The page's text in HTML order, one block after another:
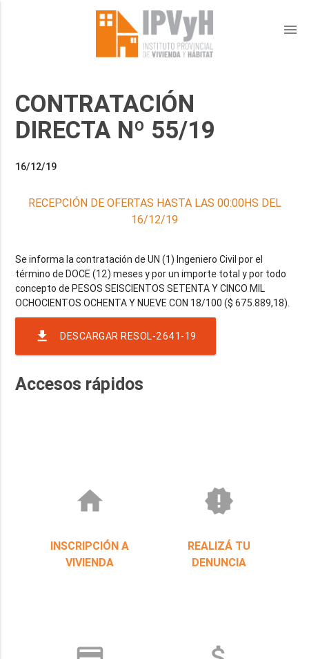
menu
CONTRATACIÓN
DIRECTA Nº 55/19
16/12/19
RECEPCIÓN DE OFERTAS HASTA LAS 00:00HS DEL
16/12/19
Se informa la contratación de UN (1) Ingeniero Civil por el
término de DOCE (12) meses y por un importe total y por todo
concepto de PESOS SEISCIENTOS SETENTA Y CINCO MIL
file_download DESCARGAR RESOL-2641-19
Accesos rápidos
home
INSCRIPCIÓN A
VIVIENDA
new_releases
REALIZÁ TU
DENUNCIA